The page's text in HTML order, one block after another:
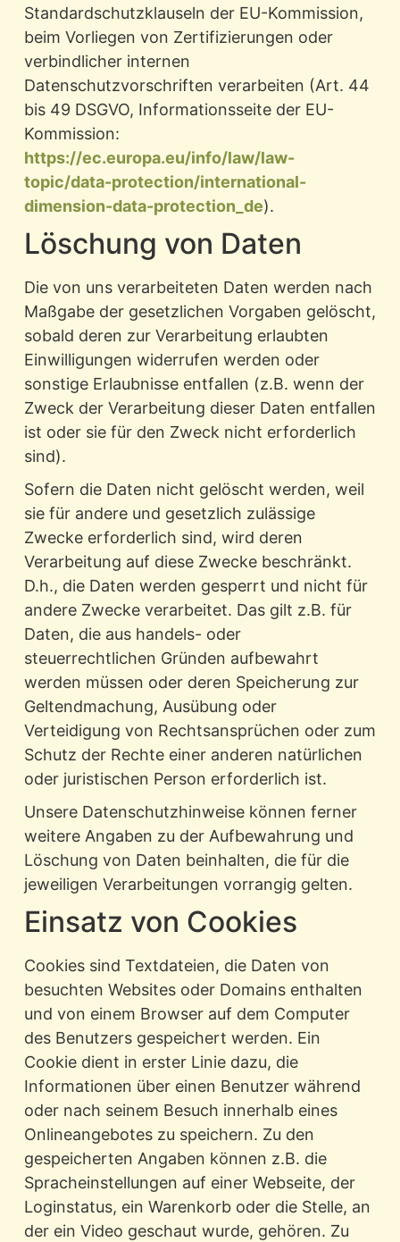
Standardschutzklauseln der EU-Kommission,
beim Vorliegen von Zertifizierungen oder
verbindlicher internen
Datenschutzvorschriften verarbeiten (Art. 44
bis 49 DSGVO, Informationsseite der EU-
Kommission:
https://ec.europa.eu/info/law/law-
topic/data-protection/international-
dimension-data-protection_de).
Löschung von Daten
Die von uns verarbeiteten Daten werden nach
Maßgabe der gesetzlichen Vorgaben gelöscht,
sobald deren zur Verarbeitung erlaubten
Einwilligungen widerrufen werden oder
sonstige Erlaubnisse entfallen (z.B. wenn der
Zweck der Verarbeitung dieser Daten entfallen
ist oder sie für den Zweck nicht erforderlich
sind).
Sofern die Daten nicht gelöscht werden, weil
sie für andere und gesetzlich zulässige
Zwecke erforderlich sind, wird deren
Verarbeitung auf diese Zwecke beschränkt.
D.h., die Daten werden gesperrt und nicht für
andere Zwecke verarbeitet. Das gilt z.B. für
Daten, die aus handels- oder
steuerrechtlichen Gründen aufbewahrt
werden müssen oder deren Speicherung zur
Geltendmachung, Ausübung oder
Verteidigung von Rechtsansprüchen oder zum
Schutz der Rechte einer anderen natürlichen
oder juristischen Person erforderlich ist.
Unsere Datenschutzhinweise können ferner
weitere Angaben zu der Aufbewahrung und
Löschung von Daten beinhalten, die für die
jeweiligen Verarbeitungen vorrangig gelten.
Einsatz von Cookies
Cookies sind Textdateien, die Daten von
besuchten Websites oder Domains enthalten
und von einem Browser auf dem Computer
des Benutzers gespeichert werden. Ein
Cookie dient in erster Linie dazu, die
Informationen über einen Benutzer während
oder nach seinem Besuch innerhalb eines
Onlineangebotes zu speichern. Zu den
gespeicherten Angaben können z.B. die
Spracheinstellungen auf einer Webseite, der
Loginstatus, ein Warenkorb oder die Stelle, an
der ein Video geschaut wurde, gehören. Zu